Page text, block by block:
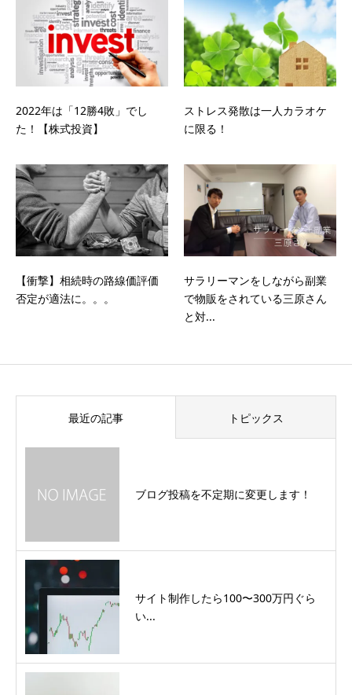
2022年は「12勝4敗」でし
た！【株式投資】
ストレス発散は一人カラオケ
に限る！
【衝撃】相続時の路線価評価
否定が適法に。。。
サラリーマンをしながら副業
で物販をされている三原さん
と対...
最近の記事 トピックス
ブログ投稿を不定期に変更します！
サイト制作したら100〜300万円ぐら
い...